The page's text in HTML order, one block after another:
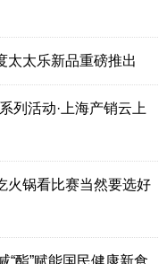
太太乐新品重磅推出
列活动·上海产销云上
火锅看比赛当然要选好
“酯”赋能国民健康新食